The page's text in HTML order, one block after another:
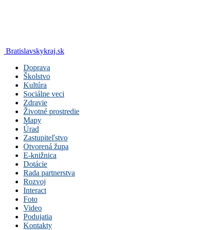
Bratislavskykraj.sk
Doprava
Školstvo
Kultúra
Sociálne veci
Zdravie
Životné prostredie
Mapy
Úrad
Zastupiteľstvo
Otvorená župa
E-knižnica
Dotácie
Rada partnerstva
Rozvoj
Interact
Foto
Video
Podujatia
Kontakty